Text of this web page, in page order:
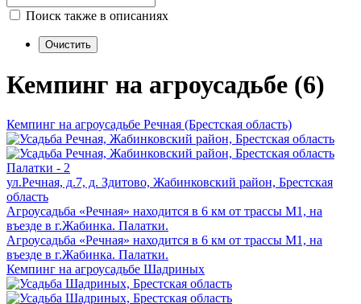
Поиск также в описаниях
Кемпинг на агроусадьбе (6)
Кемпинг на агроусадьбе Речная (Брестская область)
Палатки - 2
ул.Речная, д.7, д. Здитово, Жабинковский район, Брестская
область
Агроусадьба «Речная» находится в 6 км от трассы М1, на
въезде в г.Жабинка. Палатки.
Агроусадьба «Речная» находится в 6 км от трассы М1, на
въезде в г.Жабинка. Палатки.
Кемпинг на агроусадьбе Шадриных